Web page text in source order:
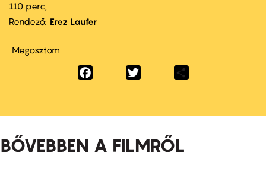
110 perc,
Rendező Erez Laufer
Megosztom
Facebook
BŐVEBBEN A FILMRŐL